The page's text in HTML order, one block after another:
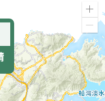
放
小